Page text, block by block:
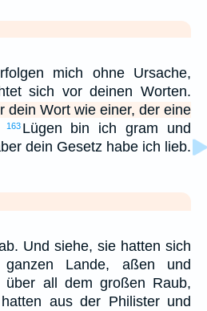
mich ohne Ursache,
sich vor deinen Worten.
dein Wort wie einer, der eine
163 Lügen bin ich gram und
dein Gesetz habe ich lieb.
Und siehe, sie hatten sich
Lande, aßen und
über all dem großen Raub,
aus der Philister und